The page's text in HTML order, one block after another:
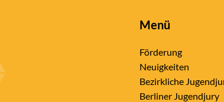
Menü
Förderung
Neuigkeiten
Bezirkliche
Berliner Jugendjury